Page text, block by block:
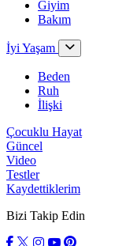
Giyim
Bakım
İyi Yaşam
Beden
Ruh
İlişki
Çocuklu Hayat
Güncel
Video
Testler
Kaydettiklerim
Bizi Takip Edin